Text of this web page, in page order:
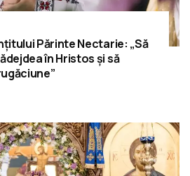
Părinte Nectarie: „Să
în Hristos și să